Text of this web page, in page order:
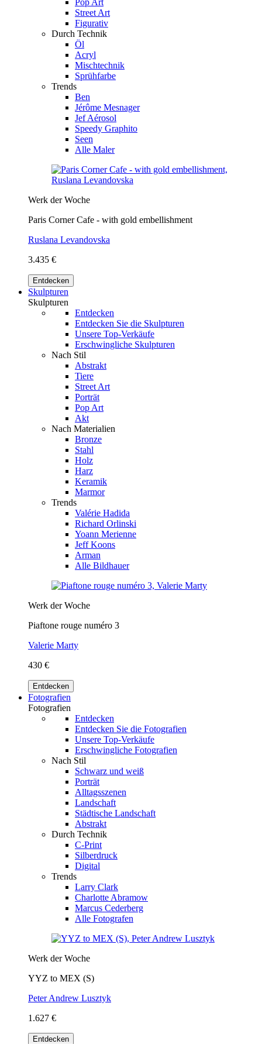
Street Art
Figurativ
Durch Technik
Öl
Acryl
Mischtechnik
Sprühfarbe
Trends
Ben
Jérôme Mesnager
Jef Aérosol
Speedy Graphito
Seen
Alle Maler
Werk der Woche
Paris Corner Cafe - with gold embellishment
Ruslana Levandovska
3.435 €
Entdecken
Skulpturen
Skulpturen
Entdecken
Entdecken Sie die Skulpturen
Unsere Top-Verkäufe
Erschwingliche Skulpturen
Nach Stil
Abstrakt
Tiere
Street Art
Porträt
Pop Art
Akt
Nach Materialien
Bronze
Stahl
Holz
Harz
Keramik
Marmor
Trends
Valérie Hadida
Richard Orlinski
Yoann Merienne
Jeff Koons
Arman
Alle Bildhauer
Werk der Woche
Piaftone rouge numéro 3
Valerie Marty
430 €
Entdecken
Fotografien
Fotografien
Entdecken
Entdecken Sie die Fotografien
Unsere Top-Verkäufe
Erschwingliche Fotografien
Nach Stil
Schwarz und weiß
Porträt
Alltagsszenen
Landschaft
Städtische Landschaft
Abstrakt
Durch Technik
C-Print
Silberdruck
Digital
Trends
Larry Clark
Charlotte Abramow
Marcus Cederberg
Alle Fotografen
Werk der Woche
YYZ to MEX (S)
Peter Andrew Lusztyk
1.627 €
Entdecken